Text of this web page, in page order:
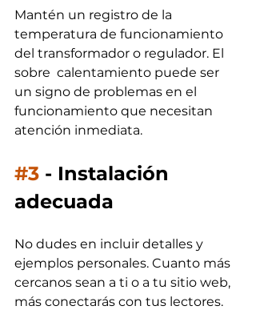
Mantén un registro de la
temperatura de funcionamiento
del transformador o regulador. El
sobre  calentamiento puede ser
un signo de problemas en el
funcionamiento que necesitan
atención inmediata.
#3 - Instalación
adecuada
No dudes en incluir detalles y
ejemplos personales. Cuanto más
cercanos sean a ti o a tu sitio web,
más conectarás con tus lectores.